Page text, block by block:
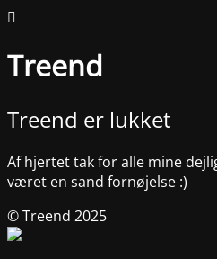
Treend
Treend er lukket
Af hjertet tak for alle mine
været en sand fornøjelse :)
© Treend 2025